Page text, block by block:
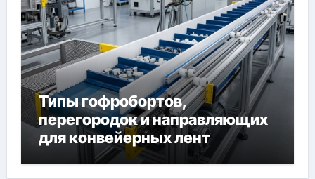
Типы гофробортов,
перегородок и направляющих
для конвейерных лент